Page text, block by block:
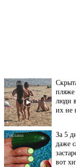
люди
их не
За 5
даже
вот